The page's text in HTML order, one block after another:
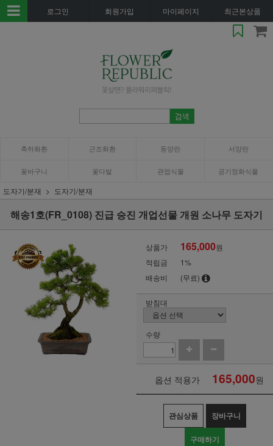
로그인 회원가입 마이페이지 최근본상품
축하화환 근조화환 동양란 서양란
꽃바구니 꽃다발 관엽식물 공기정화식물
도자기/분재 도자기/분재
해송1호(FR_0108) 진급 승진 개업선물 개원 소나무 도자기
상품가 165,000원
적립금
1%
배송비
(무료)
받침대
수량
옵션 적용가 165,000원
관심상품 장바구니
구매하기